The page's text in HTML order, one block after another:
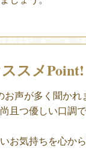
スメPoint!
声が多く聞かれ
且つ優しい口調
お気持ちを心か